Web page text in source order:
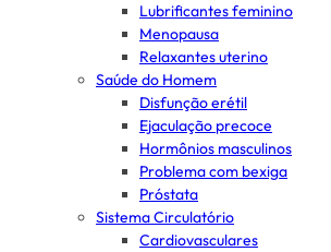
Lubrificantes feminino
Menopausa
Relaxantes uterino
Saúde do Homem
Disfunção erétil
Ejaculação precoce
Hormônios masculinos
Problema com bexiga
Próstata
Sistema Circulatório
Cardiovasculares